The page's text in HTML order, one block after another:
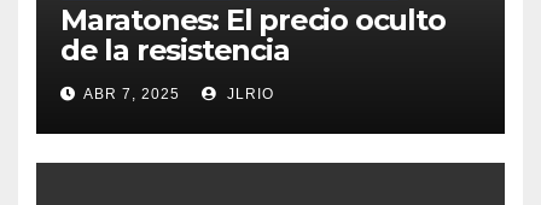
Maratones: El precio oculto
de la resistencia
ABR 7, 2025 JLRIO